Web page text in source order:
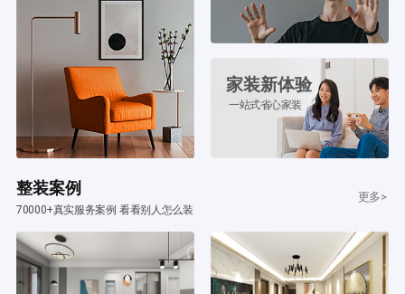
家装新体验
一站式省心家装
整装案例
70000+真实服务案例 看看别人怎么装
更多>